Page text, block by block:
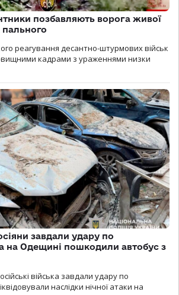
позбавляють ворога живої
пального
реагування десантно-штурмових військ
кадрами з ураженнями низки
завдали удару по
на Одещині пошкодили автобус з
війська завдали удару по
наслідки нічної атаки на